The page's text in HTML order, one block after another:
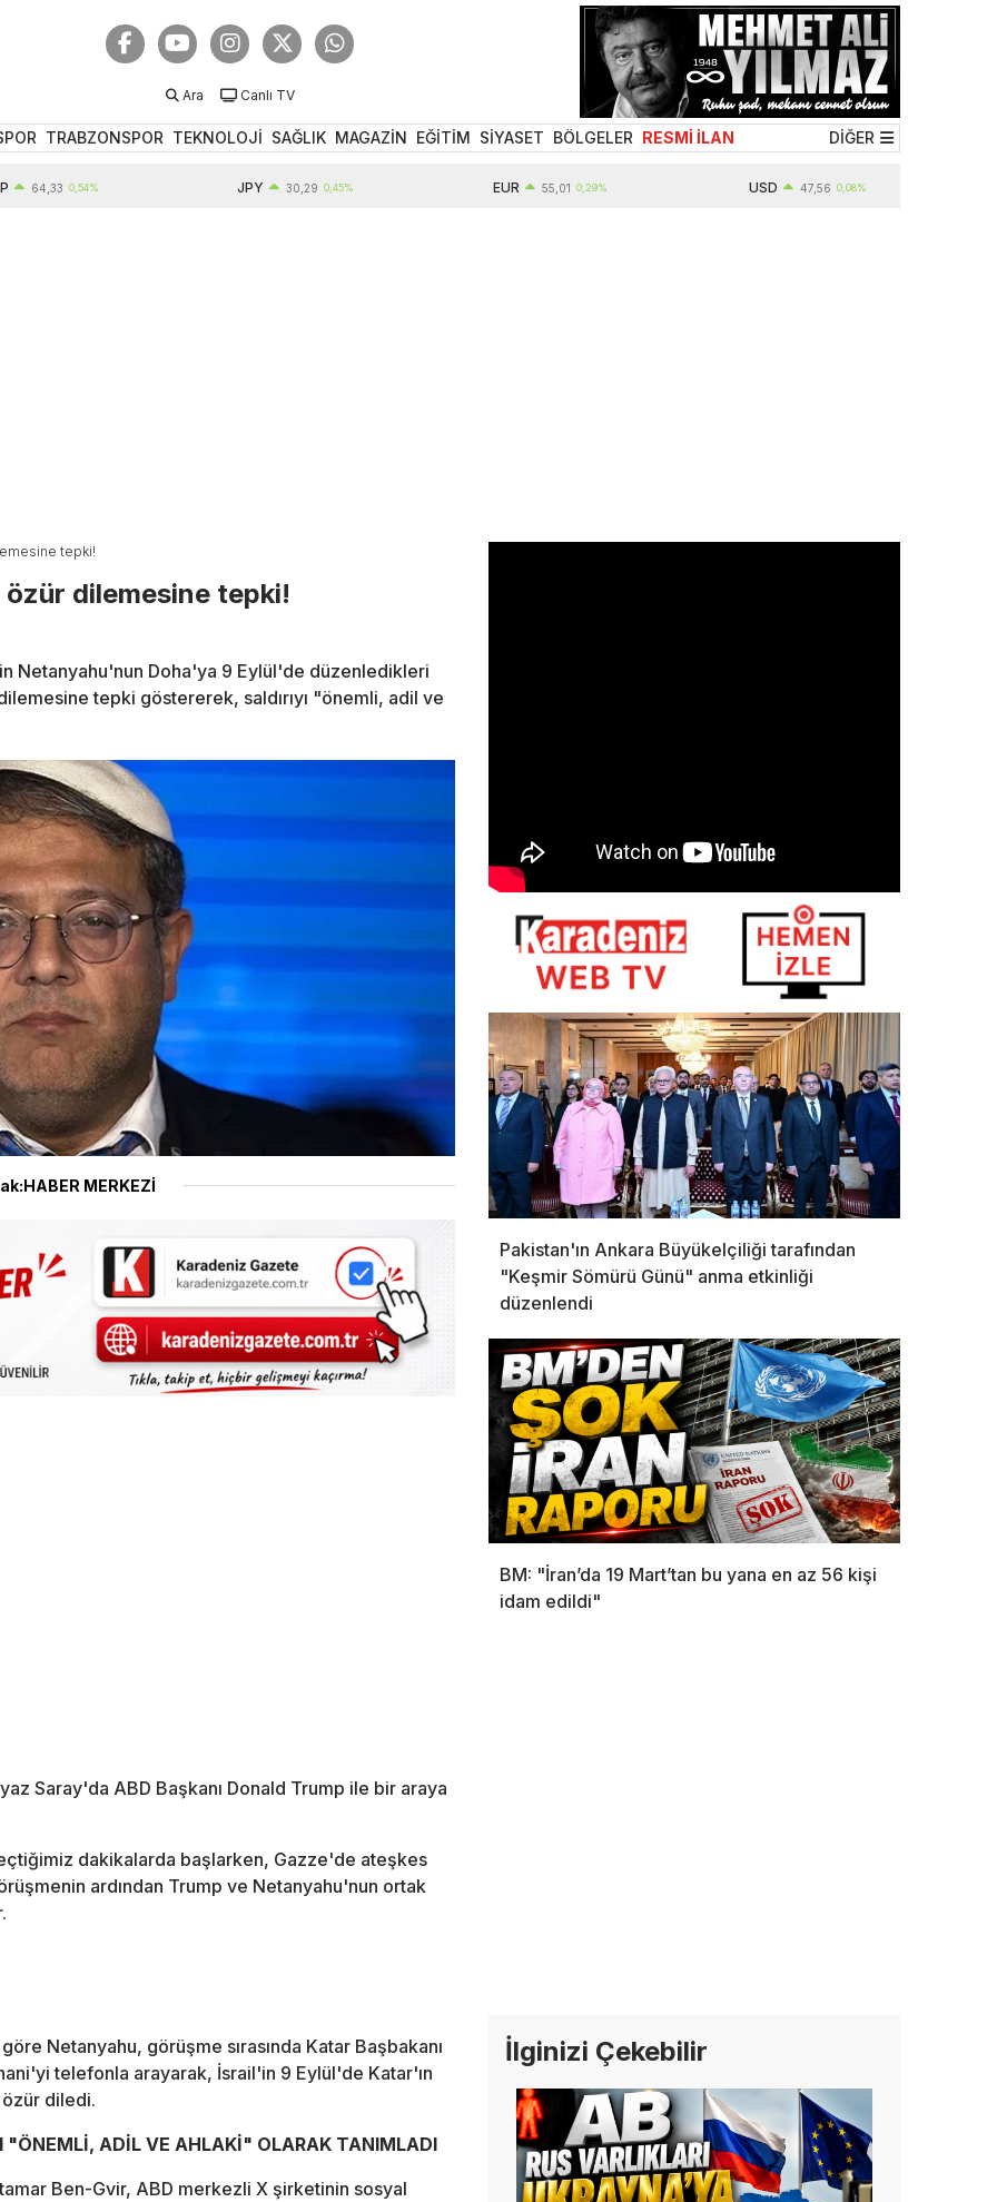
Ara Canlı TV
TRABZONSPOR TEKNOLOJİ SAĞLIK MAGAZİN EĞİTİM SİYASET BÖLGELER RESMİ İLAN DİĞER
0,54% 30,29 0,45% 55,01 0,29% 47,56 0,08%
tepki!
dilemesine tepki!
Netanyahu'nun Doha'ya 9 Eylül'de düzenledikleri
tepki göstererek, saldırıyı "önemli, adil ve
MERKEZİ
Saray'da ABD Başkanı Donald Trump ile bir araya
dakikalarda başlarken, Gazze'de ateşkes
ardından Trump ve Netanyahu'nun ortak
Netanyahu, görüşme sırasında Katar Başbakanı
telefonla arayarak, İsrail'in 9 Eylül'de Katar'ın
diledi.
"ÖNEMLİ, ADİL VE AHLAKİ" OLARAK TANIMLADI
Ben-Gvir, ABD merkezli X şirketinin sosyal
Pakistan'ın Ankara Büyükelçiliği tarafından
"Keşmir Sömürü Günü" anma etkinliği
düzenlendi
BM: "İran’da 19 Mart’tan bu yana en az 56 kişi
idam edildi"
İlginizi Çekebilir